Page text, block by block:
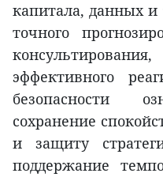
капитала, данных и
точного
эффективного
безопасности
сохранение
и защиту
поддержание